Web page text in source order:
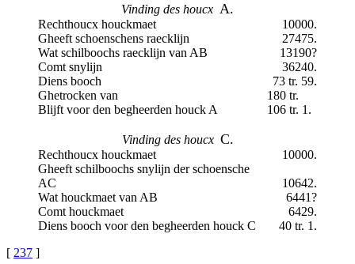
Vinding des houcx A.
Rechthoucx houckmaet
10000.
Gheeft schoenschens raecklijn
27475.
Wat schilboochs raecklijn van AB
13190?
Comt snylijn
36240.
Diens booch
73 tr. 59.
Ghetrocken van
180 tr.
Blijft voor den begheerden houck A
106 tr. 1.
Vinding des houcx C.
Rechthoucx houckmaet
10000.
Gheeft schilboochs snylijn der schoensche
AC
10642.
Wat houckmaet van AB
6441?
Comt houckmaet
6429.
Diens booch voor den begheerden houck C
40 tr. 1.
[ 237 ]